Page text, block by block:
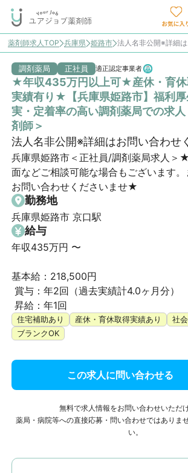
薬剤師求人TOP 兵庫県 姫路市 法人名非公開※詳細
調剤薬局 正社員 適正認定事業者
★年収435万円以上可★産休・育休
実績有り★【兵庫県姫路市】福利厚
実・定着率の高い調剤薬局での求人
剤師＞
法人名非公開※詳細はお問い合わせ
兵庫県姫路市＜正社員/調剤薬局求人＞
面などご相談可能な場合もございます
お問い合わせくださいませ★
勤務地
兵庫県姫路市 京口駅
給与
年収435万円 〜
基本給：218,500円
昇給：年1回
住宅補助あり 産休・育休取得実績あり
社
ブランクOK
この求人に問い合わせる
無料で求人情報をお問い合わせいただけ
薬局・病院等への直接応募・問い合わせではありま
い。